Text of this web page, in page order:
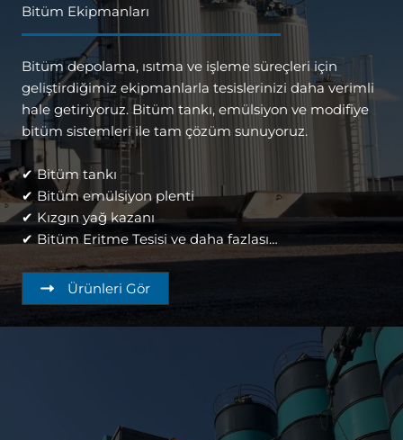
Bitüm Ekipmanları
Bitüm depolama, ısıtma ve işleme süreçleri için
geliştirdiğimiz ekipmanlarla tesislerinizi daha verimli
hale getiriyoruz. Bitüm tankı, emülsiyon ve modifiye
bitüm sistemleri ile tam çözüm sunuyoruz.
✔ Bitüm tankı
✔ Bitüm emülsiyon plenti
✔ Kızgın yağ kazanı
✔ Bitüm Eritme Tesisi ve daha fazlası…
Ürünleri Gör